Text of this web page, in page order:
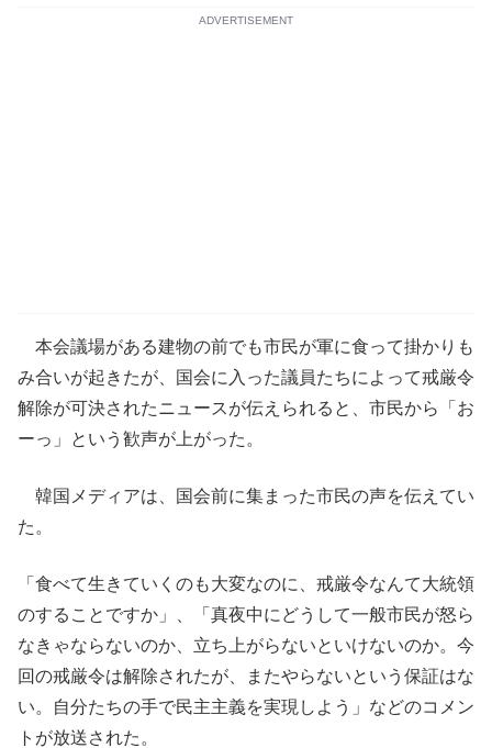
ADVERTISEMENT
本会議場がある建物の前でも市民が軍に食って掛かりも
み合いが起きたが、国会に入った議員たちによって戒厳令
解除が可決されたニュースが伝えられると、市民から「お
ーっ」という歓声が上がった。
韓国メディアは、国会前に集まった市民の声を伝えてい
た。
「食べて生きていくのも大変なのに、戒厳令なんて大統領
のすることですか」、「真夜中にどうして一般市民が怒ら
なきゃならないのか、立ち上がらないといけないのか。今
回の戒厳令は解除されたが、またやらないという保証はな
い。自分たちの手で民主主義を実現しよう」などのコメン
トが放送された。